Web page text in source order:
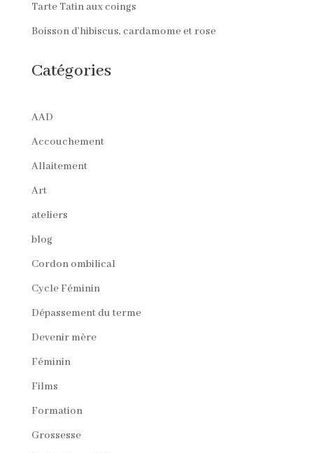
Tarte Tatin aux coings
Boisson d’hibiscus, cardamome et rose
Catégories
AAD
Accouchement
Allaitement
Art
ateliers
blog
Cordon ombilical
Cycle Féminin
Dépassement du terme
Devenir mère
Féminin
Films
Formation
Grossesse